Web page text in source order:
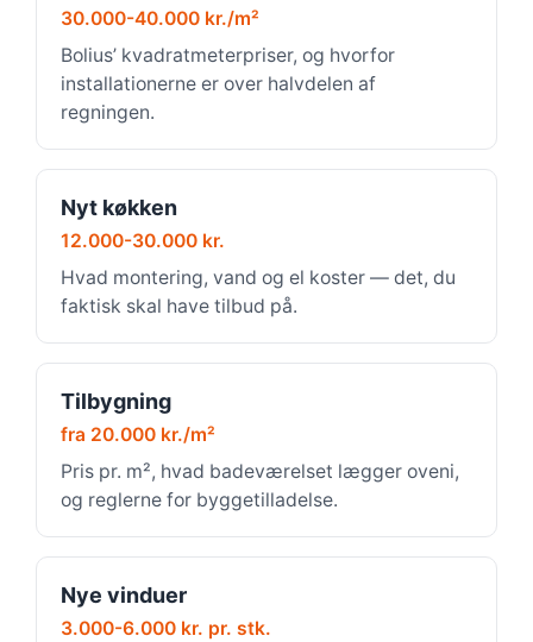
30.000-40.000 kr./m²
Bolius’ kvadratmeterpriser, og hvorfor
installationerne er over halvdelen af
regningen.
Nyt køkken
12.000-30.000 kr.
Hvad montering, vand og el koster — det, du
faktisk skal have tilbud på.
Tilbygning
fra 20.000 kr./m²
Pris pr. m², hvad badeværelset lægger oveni,
og reglerne for byggetilladelse.
Nye vinduer
3.000-6.000 kr. pr. stk.